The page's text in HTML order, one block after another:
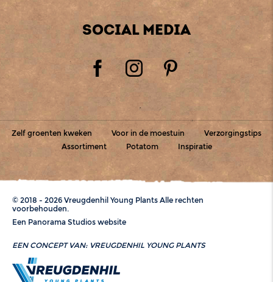
SOCIAL MEDIA
Zelf groenten kweken Voor in de moestuin
Verzorgingstips
Assortiment
Potatom Inspiratie
© 2018 - 2026 Vreugdenhil Young Plants Alle rechten
voorbehouden.
Een Panorama Studios website
EEN CONCEPT VAN: VREUGDENHIL YOUNG PLANTS